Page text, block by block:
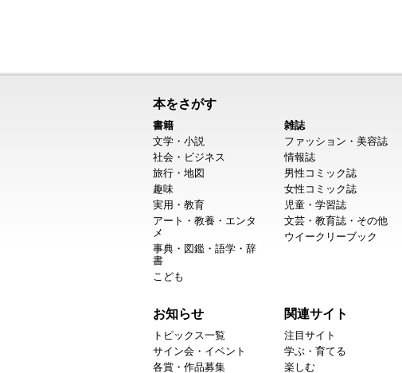
本をさがす
書籍
文学・小説
社会・ビジネス
旅行・地図
趣味
実用・教育
アート・教養・エンタ
メ
事典・図鑑・語学・辞
書
こども
雑誌
ファッション・美容誌
情報誌
男性コミック誌
女性コミック誌
児童・学習誌
文芸・教育誌・その他
ウイークリーブック
お知らせ
トピックス一覧
サイン会・イベント
各賞・作品募集
関連サイト
注目サイト
学ぶ・育てる
楽しむ